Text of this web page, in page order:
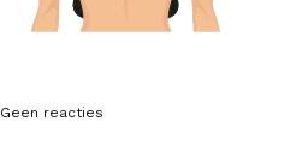
Geen reacties